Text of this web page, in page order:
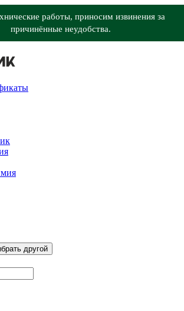
работы, приносим извинения за
причинённые неудобства.
другой